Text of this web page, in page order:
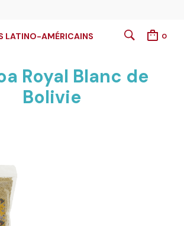
LATINO-AMÉRICAINS 0
Royal Blanc de
Bolivie